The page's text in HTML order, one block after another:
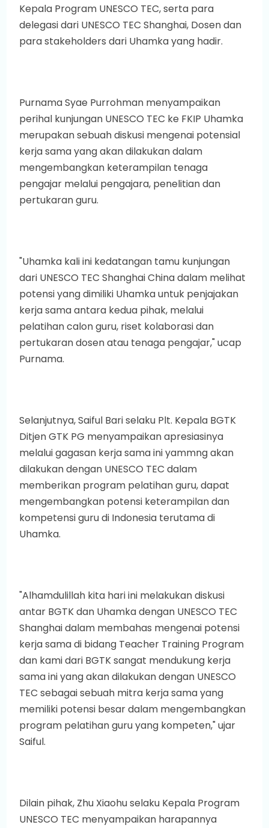
Kepala Program UNESCO TEC, serta para
delegasi dari UNESCO TEC Shanghai, Dosen dan
para stakeholders dari Uhamka yang hadir.
Purnama Syae Purrohman menyampaikan
perihal kunjungan UNESCO TEC ke FKIP Uhamka
merupakan sebuah diskusi mengenai potensial
kerja sama yang akan dilakukan dalam
mengembangkan keterampilan tenaga
pengajar melalui pengajara, penelitian dan
pertukaran guru.
"Uhamka kali ini kedatangan tamu kunjungan
dari UNESCO TEC Shanghai China dalam melihat
potensi yang dimiliki Uhamka untuk penjajakan
kerja sama antara kedua pihak, melalui
pelatihan calon guru, riset kolaborasi dan
pertukaran dosen atau tenaga pengajar," ucap
Purnama.
Selanjutnya, Saiful Bari selaku Plt. Kepala BGTK
Ditjen GTK PG menyampaikan apresiasinya
melalui gagasan kerja sama ini yammng akan
dilakukan dengan UNESCO TEC dalam
memberikan program pelatihan guru, dapat
mengembangkan potensi keterampilan dan
kompetensi guru di Indonesia terutama di
Uhamka.
"Alhamdulillah kita hari ini melakukan diskusi
antar BGTK dan Uhamka dengan UNESCO TEC
Shanghai dalam membahas mengenai potensi
kerja sama di bidang Teacher Training Program
dan kami dari BGTK sangat mendukung kerja
sama ini yang akan dilakukan dengan UNESCO
TEC sebagai sebuah mitra kerja sama yang
memiliki potensi besar dalam mengembangkan
program pelatihan guru yang kompeten," ujar
Saiful.
Dilain pihak, Zhu Xiaohu selaku Kepala Program
UNESCO TEC menyampaikan harapannya